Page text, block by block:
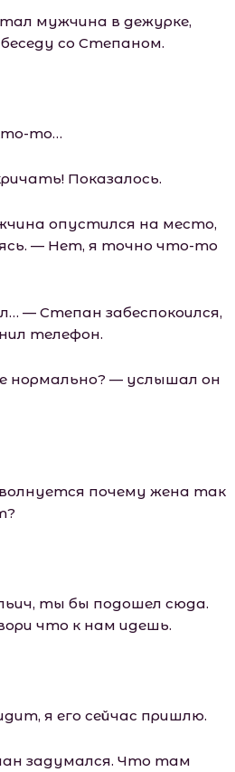
мужчина в дежурке,
со Степаном.
то…
Показалось.
опустился на место,
— Нет, я точно что-то
— Степан забеспокоился,
телефон.
нормально? — услышал он
почему жена так
ты бы подошел сюда.
что к нам идешь.
я его сейчас пришлю.
задумался. Что там